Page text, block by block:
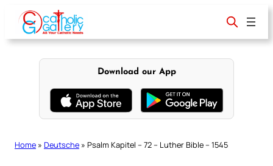
content
Download our App
Home » Deutsche » Psalm Kapitel – 72 – Luther Bible – 1545